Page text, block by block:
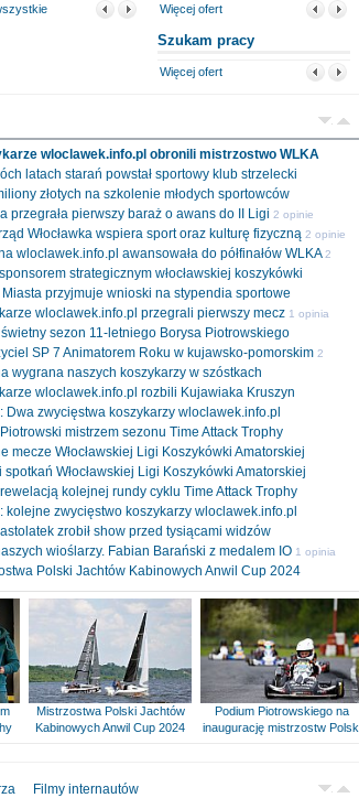
Więcej ofert
Szukam pracy
Więcej ofert
wloclawek.info.pl obronili mistrzostwo WLKA
latach starań powstał sportowy klub strzelecki
złotych na szkolenie młodych sportowców
przegrała pierwszy baraż o awans do II Ligi 2 opinie
Włocławka wspiera sport oraz kulturę fizyczną 2 opinie
wloclawek.info.pl awansowała do półfinałów WLKA 2
strategicznym włocławskiej koszykówki
Miasta przyjmuje wnioski na stypendia sportowe
wloclawek.info.pl przegrali pierwszy mecz 1 opinia
świetny sezon 11-letniego Borysa Piotrowskiego
SP 7 Animatorem Roku w kujawsko-pomorskim 2
wygrana naszych koszykarzy w szóstkach
wloclawek.info.pl rozbili Kujawiaka Kruszyn
Dwa zwycięstwa koszykarzy wloclawek.info.pl
mistrzem sezonu Time Attack Trophy
mecze Włocławskiej Ligi Koszykówki Amatorskiej
spotkań Włocławskiej Ligi Koszykówki Amatorskiej
kolejnej rundy cyklu Time Attack Trophy
kolejne zwycięstwo koszykarzy wloclawek.info.pl
zrobił show przed tysiącami widzów
wioślarzy. Fabian Barański z medalem IO 1 opinia
Polski Jachtów Kabinowych Anwil Cup 2024
Mistrzostwa Polski Jachtów
Kabinowych Anwil Cup 2024
Podium Piotrowskiego na
inaugurację mistrzostw Polski
Filmy internautów